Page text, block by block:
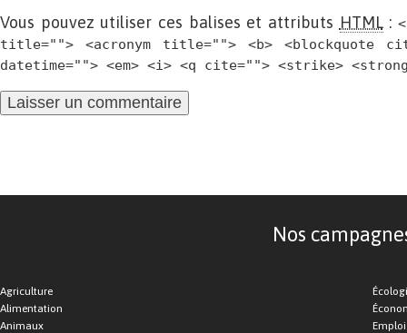
Vous pouvez utiliser ces balises et attributs HTML:
title=""> <acronym title=""> <b> <blockquote
datetime=""> <em> <i> <q cite=""> <strike>
Nos
Agriculture
Alimentation
Animaux
Emploi